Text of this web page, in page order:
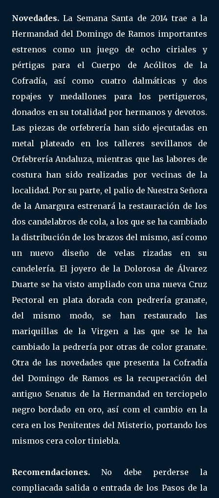
Novedades.La Semana Santa de 2014 trae a la
Hermandad del Domingo de Ramos importantes
estrenos como un juego de ocho ciriales y
pértigas para el Cuerpo de Acólitos de la
Cofradía, así como cuatro dalmáticas y dos
ropajes y medallones para los pertigueros,
donados en su totalidad por hermanos y devotos.
Las piezas de orfebrería han sido ejecutadas en
metal plateado en los talleres sevillanos de
Orfebrería Andaluza, mientras que las labores de
costura han sido realizadas por vecinas de la
localidad. Por su parte, el palio de Nuestra Señora
de la Amargura estrenará la restauración de los
dos candelabros de cola, a los que se ha cambiado
la distribución de los brazos del mismo, así como
un nuevo diseño de velas rizadas en su
candelería. El joyero de la Dolorosa de Álvarez
Duarte se ha visto ampliado con una nueva Cruz
Pectoral en plata dorada con pedrería granate,
del mismo modo, se han restaurado las
mariquillas de la Virgen a las que se le ha
cambiado la pedrería por otras de color granate.
Otra de las novedades que presenta la Cofradía
del Domingo de Ramos es la recuperación del
antiguo Senatus de la Hermandad en terciopelo
negro bordado en oro, así com el cambio en la
cera en los Penitentes del Misterio, portando los
mismos cera color tiniebla.
Recomendaciones.No debe perderse la
compliacada salida o entrada de los Pasos de la